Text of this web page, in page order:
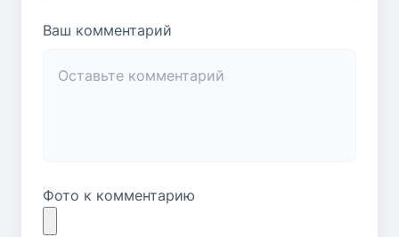
Ваш комментарий
Фото к комментарию